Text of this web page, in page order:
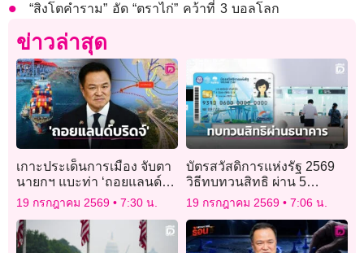
“สิงโตคำราม” อัด “ตราไก่” คว้าที่ 3 บอลโลก
ข่าวล่าสุด
เกาะประเด็นการเมือง จับตา
นายกฯ แบะท่า ‘ถอยแลนด์
บริดจ์’
19 กรกฎาคม 2569 7:30 น.
บัตรสวัสดิการแห่งรัฐ 2569
วิธีทบทวนสิทธิ ผ่าน 5
ธนาคาร
19 กรกฎาคม 2569 7:06 น.